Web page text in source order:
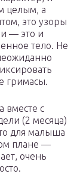
целым, а
это узоры
— это и
тело. Не
гримасы.
вместе с
(2 месяца)
для малыша
плане —
очень